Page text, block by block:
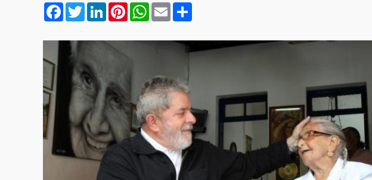
Facebook
TwitterLinkedInPinterestWhatsApp
Email